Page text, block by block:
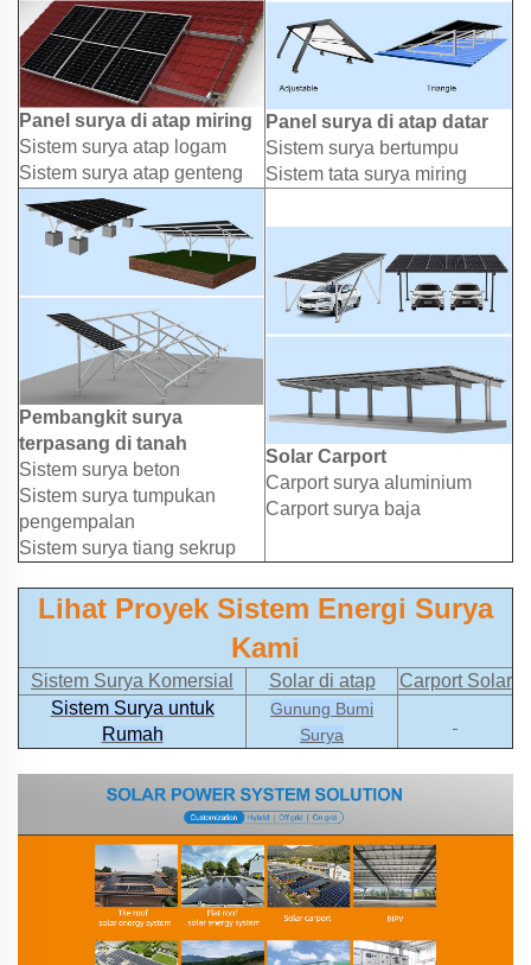
Panel surya di atap miring
Sistem surya atap logam
Sistem surya atap genteng
Panel surya di atap datar
Sistem surya bertumpu
Sistem tata surya miring
Pembangkit surya
terpasang di tanah
Sistem surya beton
Sistem surya tumpukan
pengempalan
Sistem surya tiang sekrup
Solar Carport
Carport surya aluminium
Carport surya baja
Lihat Proyek Sistem Energi Surya
Kami
Sistem Surya Komersial Solar di atap
Carport Solar
Sistem Surya untuk
Rumah
Gunung Bumi
Surya